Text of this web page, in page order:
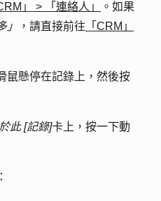
」 > 「連絡人」
。如果
」 ，請直接前往 「CRM」
鼠懸停在記錄 上，然後按
此 [記錄]卡上，按一下動